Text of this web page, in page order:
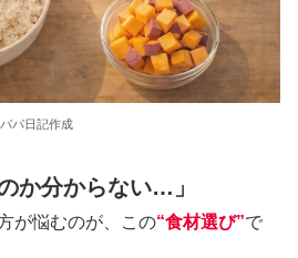
パ日記作成
か分からない…」
が悩むのが、この“食材選び”で